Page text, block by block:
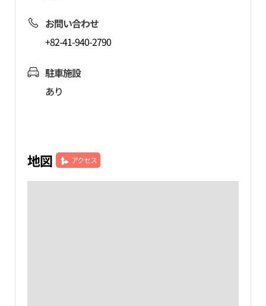
お問い合わせ
+82-41-940-2790
駐車施設
あり
地図 アクセス